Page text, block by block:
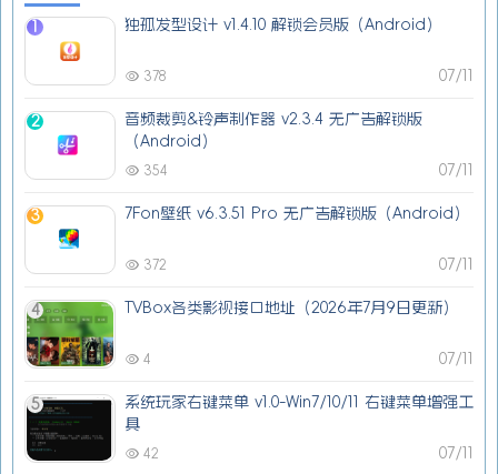
1 独孤发型设计 v1.4.10 解锁会员版（Android）
07/11
378
2
音频裁剪&铃声制作器 v2.3.4 无广告解锁版
（Android）
07/11
354
3 7Fon壁纸 v6.3.51 Pro 无广告解锁版（Android）
07/11
372
4 TVBox各类影视接口地址（2026年7月9日更新）
07/11
4
5
系统玩家右键菜单 v1.0-Win7/10/11 右键菜单增强工
具
07/11
42